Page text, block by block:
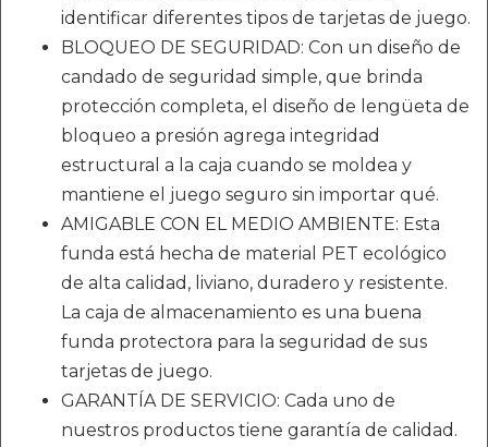
identificar diferentes tipos de tarjetas de juego.
BLOQUEO DE SEGURIDAD: Con un diseño de
candado de seguridad simple, que brinda
protección completa, el diseño de lengüeta de
bloqueo a presión agrega integridad
estructural a la caja cuando se moldea y
mantiene el juego seguro sin importar qué.
AMIGABLE CON EL MEDIO AMBIENTE: Esta
funda está hecha de material PET ecológico
de alta calidad, liviano, duradero y resistente.
La caja de almacenamiento es una buena
funda protectora para la seguridad de sus
tarjetas de juego.
GARANTÍA DE SERVICIO: Cada uno de
nuestros productos tiene garantía de calidad.